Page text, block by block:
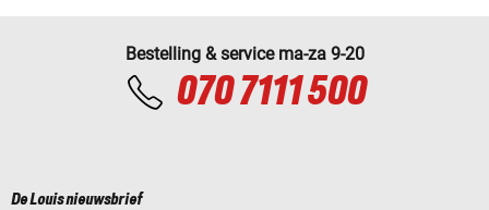
Bestelling & service ma-za 9-20
070 7111 500
De Louis nieuwsbrief